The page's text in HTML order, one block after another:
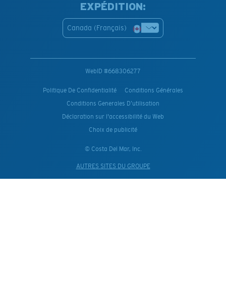
EXPÉDITION:
Canada (Français)
WebID #668306277
Politique De Confidentialité
Conditions Générales
Conditions Generales D’utilisation
Déclaration sur l'accessibilité du Web
Choix de publicité
© Costa Del Mar, Inc.
AUTRES SITES DU GROUPE